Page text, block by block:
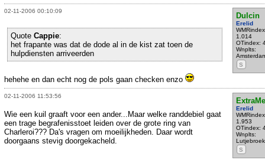
02-11-2006 00:10:09
Dulcin
Erelid
1.014
OTindex:
Wnplts:
S
Quote Cappie:
het frapante was dat de dode al in de kist zat toen de
hulpdiensten arriveerden
hehehe en dan echt nog de pols gaan checken enzo
02-11-2006 11:53:56
Erelid
1.953
OTindex:
Wnplts:
Lutjebroek
S
Wie een kuil graaft voor een ander...Maar welke randdebiel gaat
een trage begrafenisstoet leiden over de grote ring van
Charleroi??? Da's vragen om moeilijkheden. Daar wordt
doorgaans stevig doorgekacheld.